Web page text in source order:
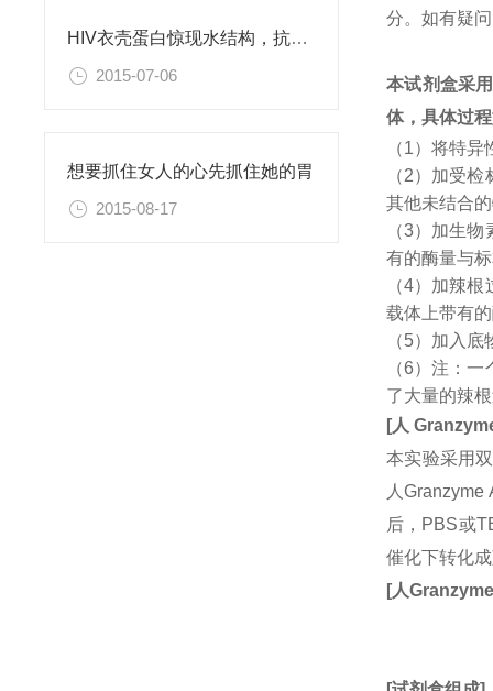
HIV衣壳蛋白惊现水结构，抗艾药物新思路
2015-07-06
想要抓住女人的心先抓住她的胃
2015-08-17
分。如有疑
本试剂盒采
体，具体过
（1）将特
（2）加受
其他未结合
（3）加生
有的酶量与
（4）加辣
载体上带有
（5）加入
（6）注：
了大量的辣
[人
本实验采用
人
后，PBS或
催化下转化
[人